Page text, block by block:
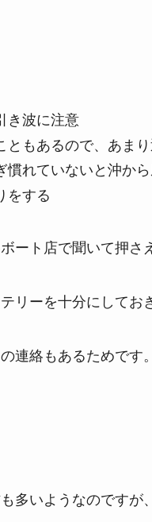
き波に注意
もあるので、あま
れていないと沖か
をする
ート店で聞いて押さ
リーを十分にしてお
連絡もあるためです。
多いようなのです